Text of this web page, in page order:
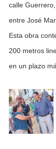
calle
entre José
Esta obra
200 metros
en un plazo